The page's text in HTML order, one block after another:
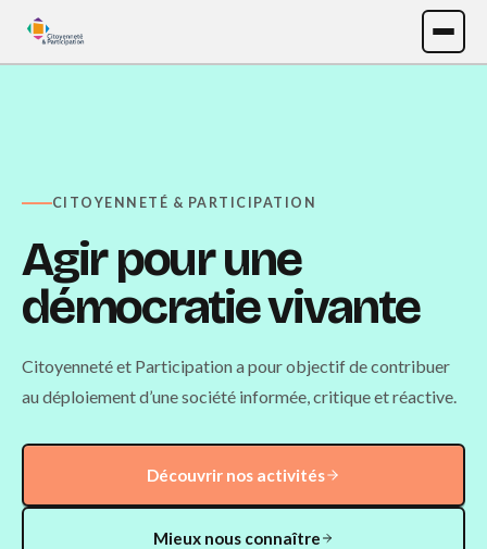
CITOYENNETÉ & PARTICIPATION
Agir pour une
démocratie vivante
Citoyenneté et Participation a pour objectif de contribuer
au déploiement d’une société informée, critique et réactive.
Découvrir nos activités
Mieux nous connaître